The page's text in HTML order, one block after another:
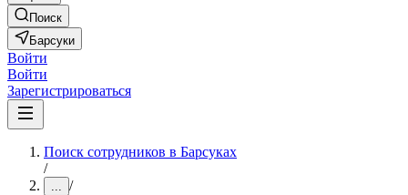
Поиск
Барсуки
Войти
Войти
Зарегистрироваться
Поиск сотрудников в Барсуках
/
... /